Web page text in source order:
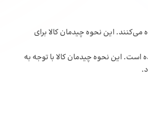
می‌کنند. این نحوه چیدمان کالا برای
این نحوه چیدمان کالا با توجه به